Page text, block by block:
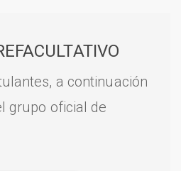
a continuación
grupo oficial de